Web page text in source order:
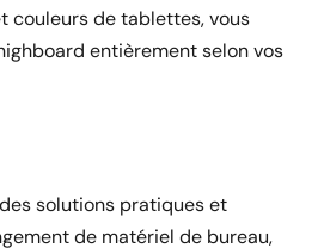
couleurs de tablettes, vous
entièrement selon vos
solutions pratiques et
de matériel de bureau,